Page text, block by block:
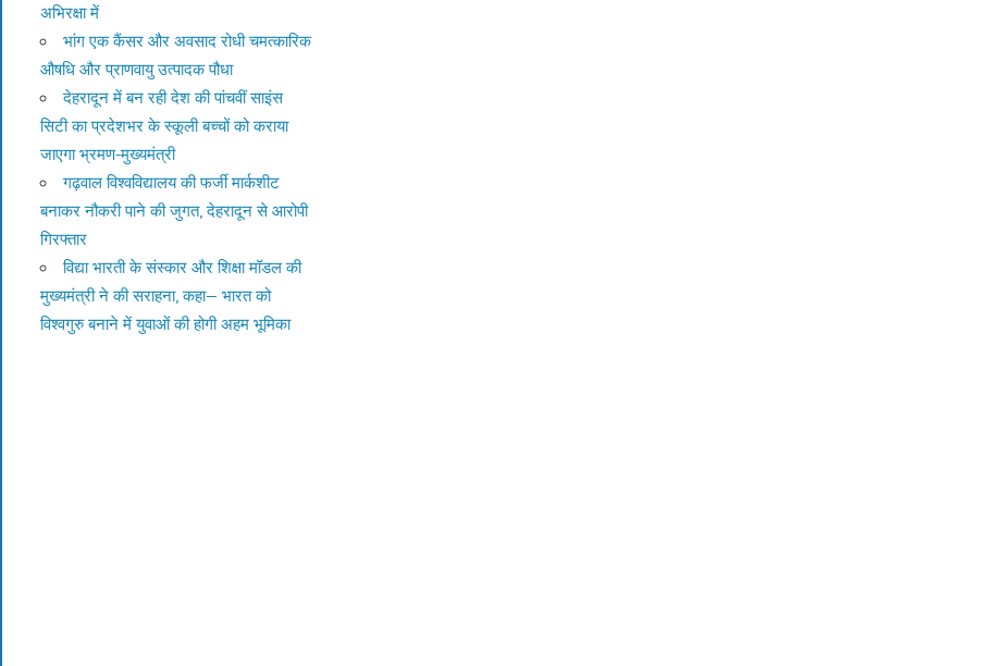
अभिरक्षा में
भांग एक कैंसर और अवसाद रोधी चमत्कारिक
औषधि और प्राणवायु उत्पादक पौधा
देहरादून में बन रही देश की पांचवीं साइंस
सिटी का प्रदेशभर के स्कूली बच्चों को कराया
जाएगा भ्रमण-मुख्यमंत्री
गढ़वाल विश्वविद्यालय की फर्जी मार्कशीट
बनाकर नौकरी पाने की जुगत, देहरादून से आरोपी
गिरफ्तार
विद्या भारती के संस्कार और शिक्षा मॉडल की
मुख्यमंत्री ने की सराहना, कहा— भारत को
विश्वगुरु बनाने में युवाओं की होगी अहम भूमिका